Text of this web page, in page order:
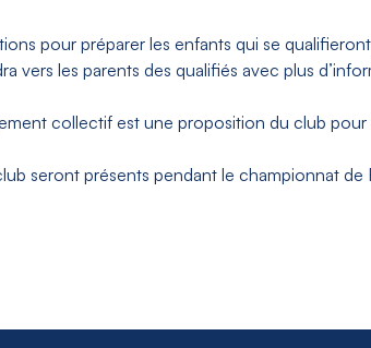
pour préparer les enfants qui se
vers les parents des qualifiés avec plus
collectif est une proposition du club pour
seront présents pendant le championnat